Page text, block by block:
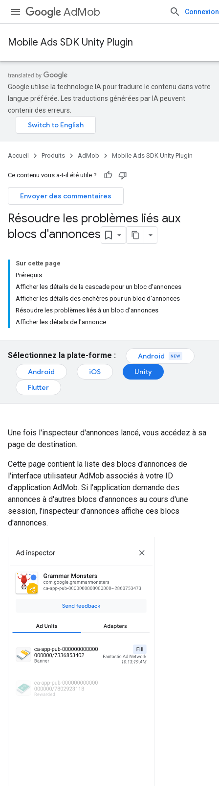
AdMob Connexion
Mobile Ads SDK Unity Plugin
Google utilise la technologie IA pour traduire le contenu dans votre
langue préférée. Les traductions générées par IA peuvent
contenir des erreurs.
Accueil Produits AdMob Mobile Ads SDK Unity Plugin
Ce contenu vous a-t-il été utile ?
Envoyer des commentaires
Résoudre les problèmes liés aux
blocs d'annonces
Sur cette page
Prérequis
Afficher les détails de la cascade pour un bloc d'annonces
Afficher les détails des enchères pour un bloc d'annonces
Résoudre les problèmes liés à un bloc d'annonces
Afficher les détails de l'annonce
Sélectionnez la plate-forme :
Android
Android
iOS
Unity
Flutter
Une fois l'inspecteur d'annonces lancé, vous accédez à sa
page de destination.
Cette page contient la liste des blocs d'annonces de
l'interface utilisateur AdMob associés à votre ID
d'application AdMob. Si l'application demande des
annonces à d'autres blocs d'annonces au cours d'une
session, l'inspecteur d'annonces affiche ces blocs
d'annonces.